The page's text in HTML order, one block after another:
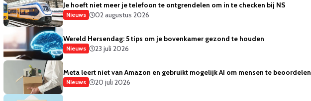
Je hoeft niet meer je telefoon te ontgrendelen om in te checken bij NS
Nieuws 02 augustus 2026
Wereld Hersendag: 5 tips om je bovenkamer gezond te houden
Nieuws 23 juli 2026
Meta leert niet van Amazon en gebruikt mogelijk AI om mensen te beoordelen
Nieuws 20 juli 2026